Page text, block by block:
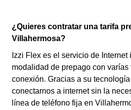
¿Quieres contratar una tarifa
Villahermosa?
Izzi Flex es el servicio de
modalidad de prepago con
conexión. Gracias a su
conectarnos a internet sin la
línea de teléfono fija en